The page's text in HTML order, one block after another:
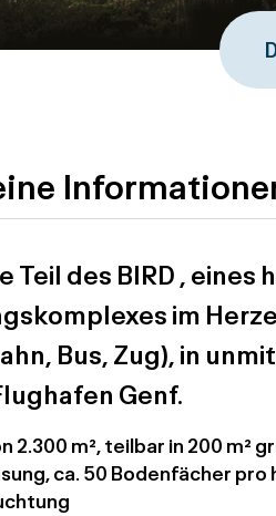
Teil des BIRD , eines
im
Bus, Zug), in
Genf.
2.300 m², teilbar in 200 m²
ca. 50 Bodenfächer pro